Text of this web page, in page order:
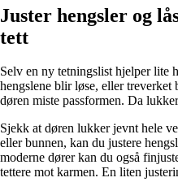
Juster hengsler og
tett
Selv en ny tetningslist hjelper lite
hengslene blir løse, eller treverket
døren miste passformen. Da
Sjekk at døren lukker jevnt hele
eller bunnen, kan du justere
moderne dører kan du også
tettere mot karmen. En liten